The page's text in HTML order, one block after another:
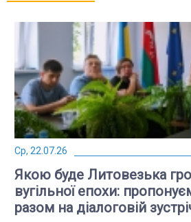
Ср, 22.07.26
Якою буде Литовезька
вугільної епохи:
разом на діалоговій